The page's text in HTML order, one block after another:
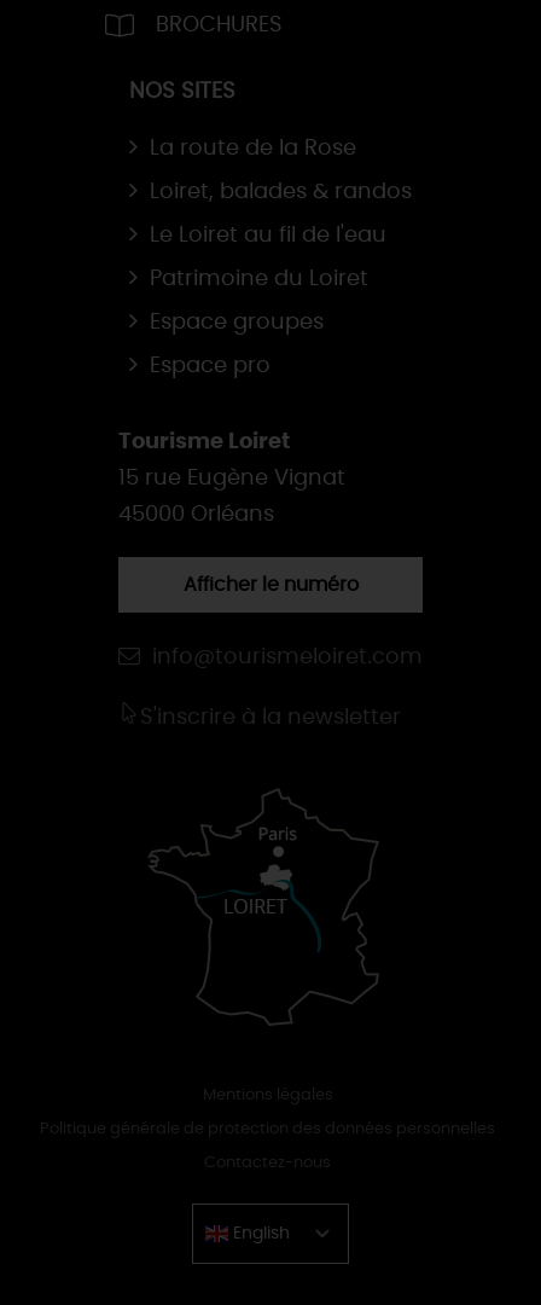
BROCHURES
NOS SITES
La route de la Rose
Loiret, balades & randos
Le Loiret au fil de l'eau
Patrimoine du Loiret
Espace groupes
Espace pro
Tourisme Loiret
15 rue Eugène Vignat
45000 Orléans
Afficher le numéro
info@tourismeloiret.com
S'inscrire à la newsletter
Mentions légales
Politique générale de protection des données personnelles
Contactez-nous
English
Chinese